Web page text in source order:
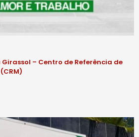
– Centro de Referência de